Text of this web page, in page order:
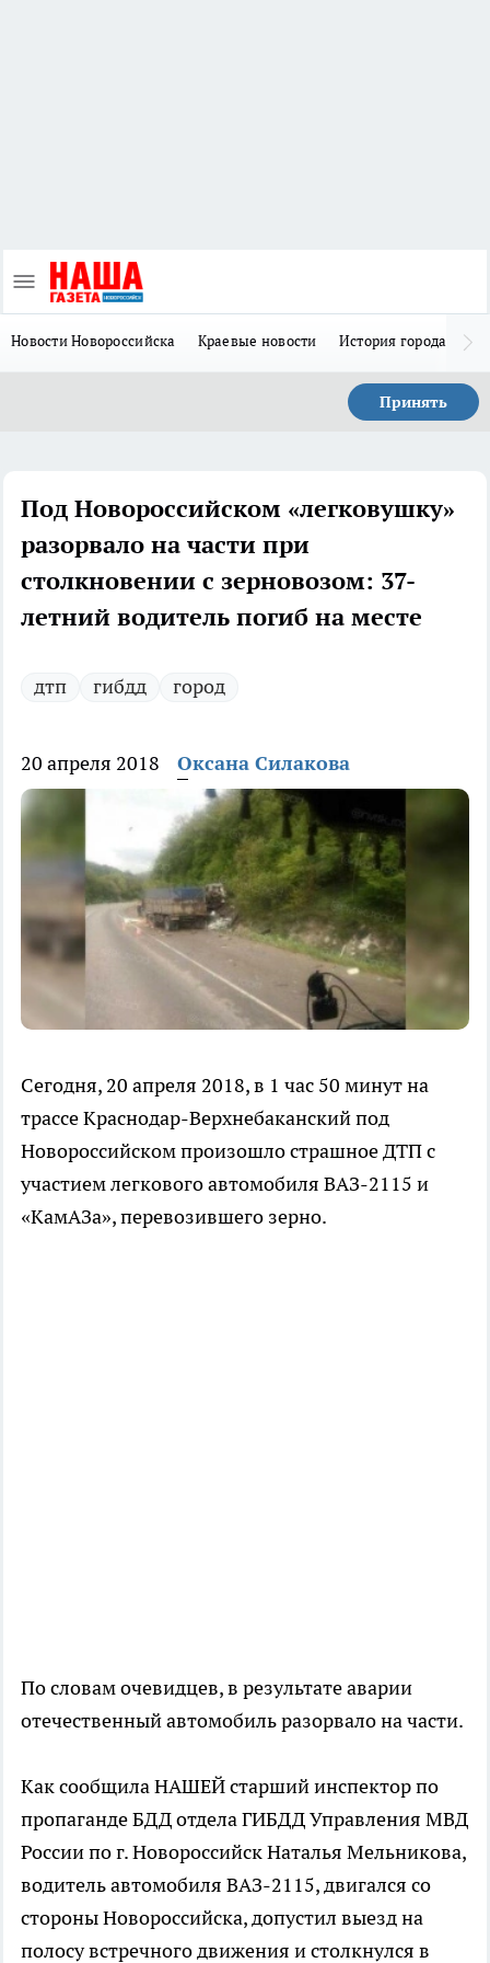
Новости Новороссийска Краевые новости История города Н
Принять
Под Новороссийском «легковушку»
разорвало на части при
столкновении с зерновозом: 37-
летний водитель погиб на месте
дтп гибдд город
20 апреля 2018 Оксана Силакова
Сегодня, 20 апреля 2018, в 1 час 50 минут на
трассе Краснодар-Верхнебаканский под
Новороссийском произошло страшное ДТП с
участием легкового автомобиля ВАЗ-2115 и
«КамАЗа», перевозившего зерно.
По словам очевидцев, в результате аварии
отечественный автомобиль разорвало на части.
Как сообщила НАШЕЙ старший инспектор по
пропаганде БДД отдела ГИБДД Управления МВД
России по г. Новороссийск Наталья Мельникова,
водитель автомобиля ВАЗ-2115, двигался со
стороны Новороссийска, допустил выезд на
полосу встречного движения и столкнулся в